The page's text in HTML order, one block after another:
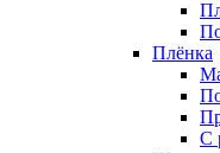
Плёнка
С